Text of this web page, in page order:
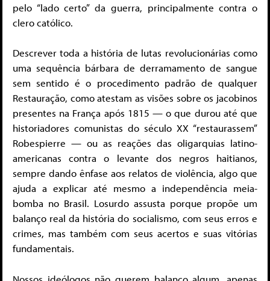
pelo “lado certo” da guerra, principalmente contra o
clero católico.
Descrever toda a história de lutas revolucionárias como
uma sequência bárbara de derramamento de sangue
sem sentido é o procedimento padrão de qualquer
Restauração, como atestam as visões sobre os jacobinos
presentes na França após 1815 — o que durou até que
historiadores comunistas do século XX “restaurassem”
Robespierre — ou as reações das oligarquias latino-
americanas contra o levante dos negros haitianos,
sempre dando ênfase aos relatos de violência, algo que
ajuda a explicar até mesmo a independência meia-
bomba no Brasil. Losurdo assusta porque propõe um
balanço real da história do socialismo, com seus erros e
crimes, mas também com seus acertos e suas vitórias
fundamentais.